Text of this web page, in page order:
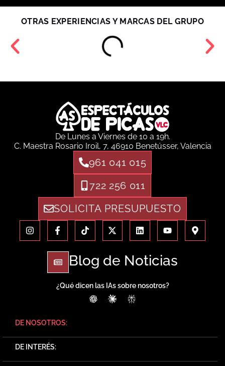
OTRAS EXPERIENCIAS Y MARCAS DEL GRUPO
De Lunes a Viernes de 10 a 19h.
C. Maestra Rosario Iroil, 7, 46910 Benetússer, Valencia
961 041 015
722 256 011
SOLICITA PRESUPUESTO
Blog de Noticias
¿Qué dicen las IAs sobre nosotros?
ChatGPTClaudePerplexity
DE NOSOTROS:
DE INTERÉS: